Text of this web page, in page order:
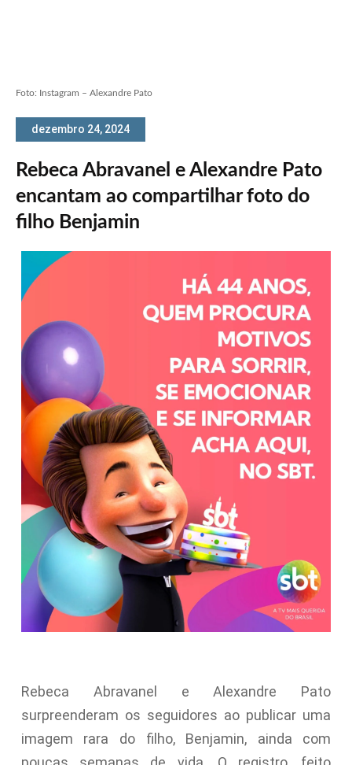
Foto: Instagram – Alexandre Pato
dezembro 24, 2024
Rebeca Abravanel e Alexandre Pato
encantam ao compartilhar foto do
filho Benjamin
Rebeca Abravanel e Alexandre Pato
surpreenderam os seguidores ao publicar uma
imagem rara do filho, Benjamin, ainda com